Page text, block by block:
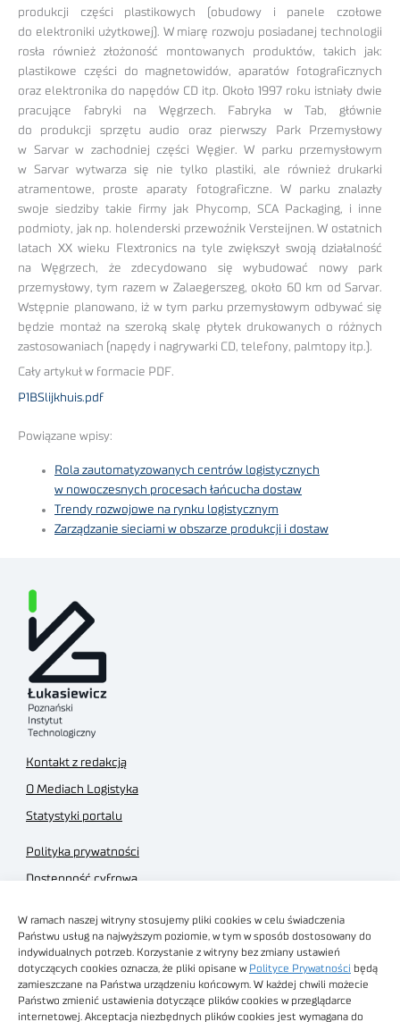
W ramach naszej witryny stosujemy pliki cookies w celu świadczenia
Państwu usług na najwyższym poziomie, w tym w sposób dostosowany do
indywidualnych potrzeb. Korzystanie z witryny bez zmiany ustawień
dotyczących cookies oznacza, że pliki opisane w Polityce Prywatności będą
zamieszczane na Państwa urządzeniu końcowym. W każdej chwili możecie
Państwo zmienić ustawienia dotyczące plików cookies w przeglądarce
internetowej. Akceptacja niezbędnych plików cookies jest wymagana do
produkcji części plastikowych (obudowy i panele czołowe
do elektroniki użytkowej). W miarę rozwoju posiadanej technologii
rosła również złożoność montowanych produktów, takich jak:
plastikowe części do magnetowidów, aparatów fotograficznych
oraz elektronika do napędów CD itp. Około 1997 roku istniały dwie
pracujące fabryki na Węgrzech. Fabryka w Tab, głównie
do produkcji sprzętu audio oraz pierwszy Park Przemysłowy
w Sarvar w zachodniej części Węgier. W parku przemysłowym
w Sarvar wytwarza się nie tylko plastiki, ale również drukarki
atramentowe, proste aparaty fotograficzne. W parku znalazły
swoje siedziby takie firmy jak Phycomp, SCA Packaging, i inne
podmioty, jak np. holenderski przewoźnik Versteijnen. W ostatnich
latach XX wieku Flextronics na tyle zwiększył swoją działalność
na Węgrzech, że zdecydowano się wybudować nowy park
przemysłowy, tym razem w Zalaegerszeg, około 60 km od Sarvar.
Wstępnie planowano, iż w tym parku przemysłowym odbywać się
będzie montaż na szeroką skalę płytek drukowanych o różnych
zastosowaniach (napędy i nagrywarki CD, telefony, palmtopy itp.).
Cały artykuł w formacie PDF.
P1BSlijkhuis.pdf
Powiązane wpisy:
Rola zautomatyzowanych centrów logistycznych
w nowoczesnych procesach łańcucha dostaw
Trendy rozwojowe na rynku logistycznym
Zarządzanie sieciami w obszarze produkcji i dostaw
Kontakt z redakcją
O Mediach Logistyka
Statystyki portalu
Polityka prywatności
Dostępność cyfrowa
Regulamin sklepu